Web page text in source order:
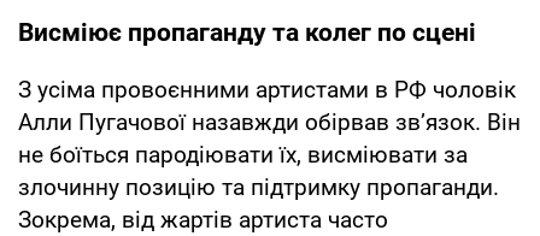
Висміює пропаганду та колег по сцені
З усіма провоєнними артистами в РФ чоловік
Алли Пугачової назавжди обірвав звʼязок. Він
не боїться пародіювати їх, висміювати за
злочинну позицію та підтримку пропаганди.
Зокрема, від жартів артиста часто